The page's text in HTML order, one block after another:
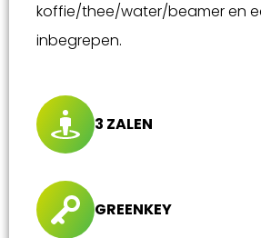
koffie/thee/water/beamer en
inbegrepen.
3 ZALEN
GREENKEY